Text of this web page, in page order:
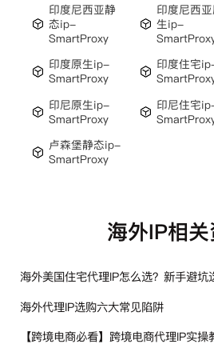
印度尼西亚静
态ip-
SmartProxy
印度尼西
生ip-
印度原生ip-
SmartProxy
印度住宅
印尼原生ip-
SmartProxy
印尼住宅
卢森堡静态ip-
SmartProxy
海外IP相
海外代理IP选购六大常见陷阱
【跨境电商必看】跨境电商代理IP实操